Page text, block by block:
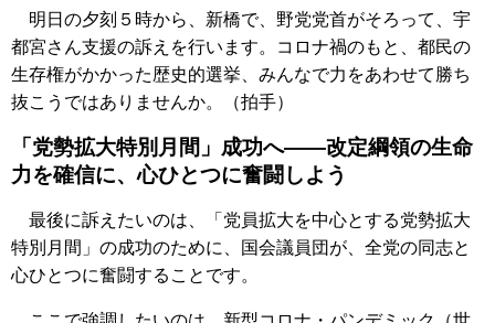
明日の夕刻５時から、新橋で、野党党首がそろって、宇
都宮さん支援の訴えを行います。コロナ禍のもと、都民の
生存権がかかった歴史的選挙、みんなで力をあわせて勝ち
抜こうではありませんか。（拍手）
「党勢拡大特別月間」成功へ――改定綱領の生命
力を確信に、心ひとつに奮闘しよう
最後に訴えたいのは、「党員拡大を中心とする党勢拡大
特別月間」の成功のために、国会議員団が、全党の同志と
心ひとつに奮闘することです。